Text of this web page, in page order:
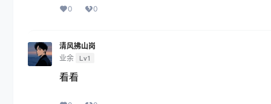
0 0
清风拂山岗
业余 Lv1
看看